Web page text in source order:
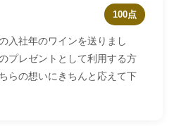
100点
入社年のワインを送りまし
プレゼントとして利用する方
らの想いにきちんと応えて下